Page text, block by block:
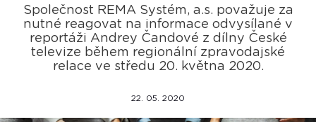
Společnost REMA Systém, a.s. považuje za
nutné reagovat na informace odvysílané v
reportáži Andrey Čandové z dílny České
televize během regionální zpravodajské
relace ve středu 20. května 2020.
22. 05. 2020